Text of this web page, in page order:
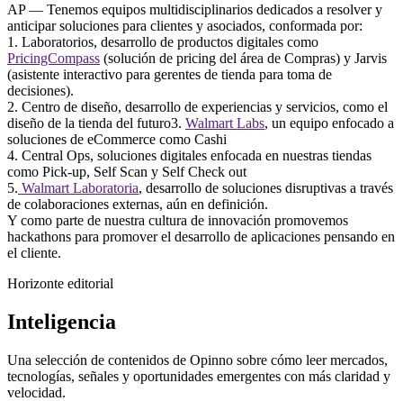
AP — Tenemos equipos multidisciplinarios dedicados a resolver y
anticipar soluciones para clientes y asociados, conformada por:
1. Laboratorios, desarrollo de productos digitales como
PricingCompass (solución de pricing del área de Compras) y Jarvis
(asistente interactivo para gerentes de tienda para toma de
decisiones).
2. Centro de diseño, desarrollo de experiencias y servicios, como el
diseño de la tienda del futuro3. Walmart Labs, un equipo enfocado a
soluciones de eCommerce como Cashi
4. Central Ops, soluciones digitales enfocada en nuestras tiendas
como Pick-up, Self Scan y Self Check out
5. Walmart Laboratoria, desarrollo de soluciones disruptivas a través
de colaboraciones externas, aún en definición.
Y como parte de nuestra cultura de innovación promovemos
hackathons para promover el desarrollo de aplicaciones pensando en
el cliente.
Horizonte editorial
Inteligencia
Una selección de contenidos de Opinno sobre cómo leer mercados,
tecnologías, señales y oportunidades emergentes con más claridad y
velocidad.